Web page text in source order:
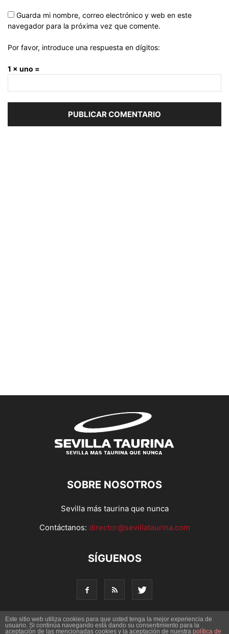
Guarda mi nombre, correo electrónico y web en este
navegador para la próxima vez que comente.
Por favor, introduce una respuesta en dígitos:
1 × uno =
SOBRE NOSOTROS
Sevilla más taurina que nunca
Contáctanos: director@sevillataurina.com
SÍGUENOS
© Copyright 2016 - Sevilla Taurina. Todos los derechos
Este sitio web utiliza cookies para que usted tenga la mejor experiencia de
usuario. Si continúa navegando está dando su consentimiento para la
aceptación de las mencionadas cookies y la aceptación de nuestra política de